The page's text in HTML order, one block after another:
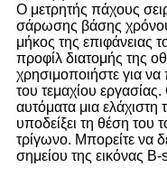
Ο μετρητής πάχους
σάρωσης βάσης
μήκος της επιφάνειας
προφίλ διατομής της
χρησιμοποιήστε για
του τεμαχίου
αυτόματα μια
υποδείξει τη θέση του
τρίγωνο. Μπορείτε να
σημείου της εικόνας B-